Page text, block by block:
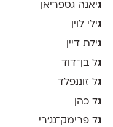
גיאנה גספריאן
גילי לוין
גילת דיין
גל בן־דוד
גל זוננפלד
גל כהן
גל פרימק־נג׳רי